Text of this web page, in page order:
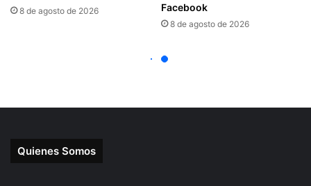
Quienes Somos